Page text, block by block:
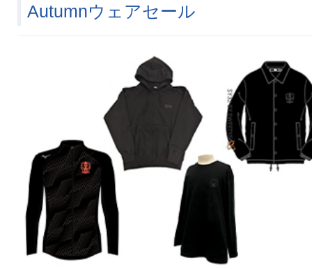
Autumnウェアセール